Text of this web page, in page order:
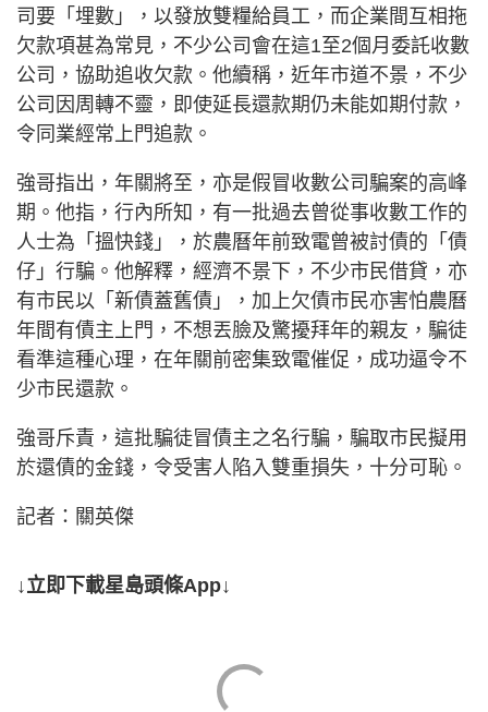
司要「埋數」，以發放雙糧給員工，而企業間互相拖
欠款項甚為常見，不少公司會在這1至2個月委託收數
公司，協助追收欠款。他續稱，近年市道不景，不少
公司因周轉不靈，即使延長還款期仍未能如期付款，
令同業經常上門追款。
強哥指出，年關將至，亦是假冒收數公司騙案的高峰
期。他指，行內所知，有一批過去曾從事收數工作的
人士為「搵快錢」，於農曆年前致電曾被討債的「債
仔」行騙。他解釋，經濟不景下，不少市民借貸，亦
有市民以「新債蓋舊債」，加上欠債市民亦害怕農曆
年間有債主上門，不想丟臉及驚擾拜年的親友，騙徒
看準這種心理，在年關前密集致電催促，成功逼令不
少市民還款。
強哥斥責，這批騙徒冒債主之名行騙，騙取市民擬用
於還債的金錢，令受害人陷入雙重損失，十分可恥。
記者：關英傑
↓立即下載星島頭條App↓